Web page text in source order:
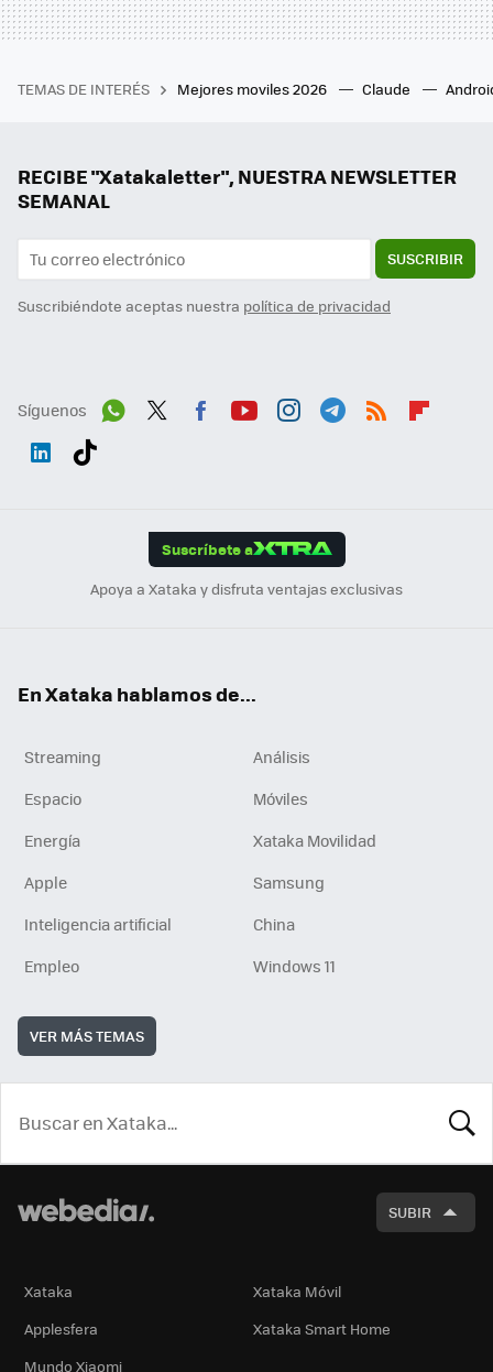
TEMAS DE INTERÉS Mejores moviles 2026 Claude
RECIBE "Xatakaletter", NUESTRA NEWSLETTER
SEMANAL
SUSCRIBIR
Suscribiéndote aceptas nuestra política de privacidad
Síguenos
Suscríbete a
Apoya a Xataka y disfruta ventajas exclusivas
En Xataka hablamos de...
Streaming
Análisis
Espacio
Móviles
Energía
Xataka Movilidad
Apple
Samsung
Inteligencia artificial
China
Empleo
Windows 11
VER MÁS TEMAS
SUBIR
Xataka
Xataka Móvil
Applesfera
Xataka Smart Home
Mundo Xiaomi